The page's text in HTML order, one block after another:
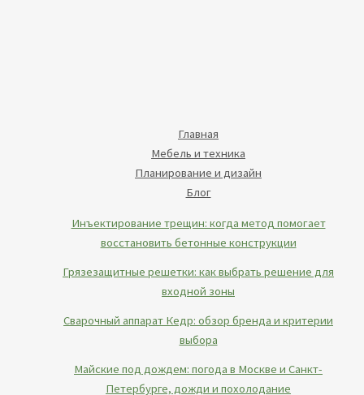
Главная
Мебель и техника
Планирование и дизайн
Блог
Инъектирование трещин: когда метод помогает
восстановить бетонные конструкции
Грязезащитные решетки: как выбрать решение для
входной зоны
Сварочный аппарат Кедр: обзор бренда и критерии
выбора
Майские под дождем: погода в Москве и Санкт-
Петербурге, дожди и похолодание